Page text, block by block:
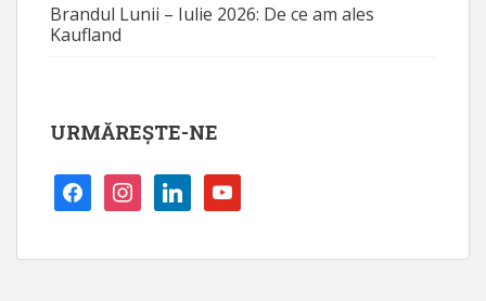
Brandul Lunii – Iulie 2026: De ce am ales
Kaufland
URMĂREȘTE-NE
facebookinstagramlinkedinyoutube